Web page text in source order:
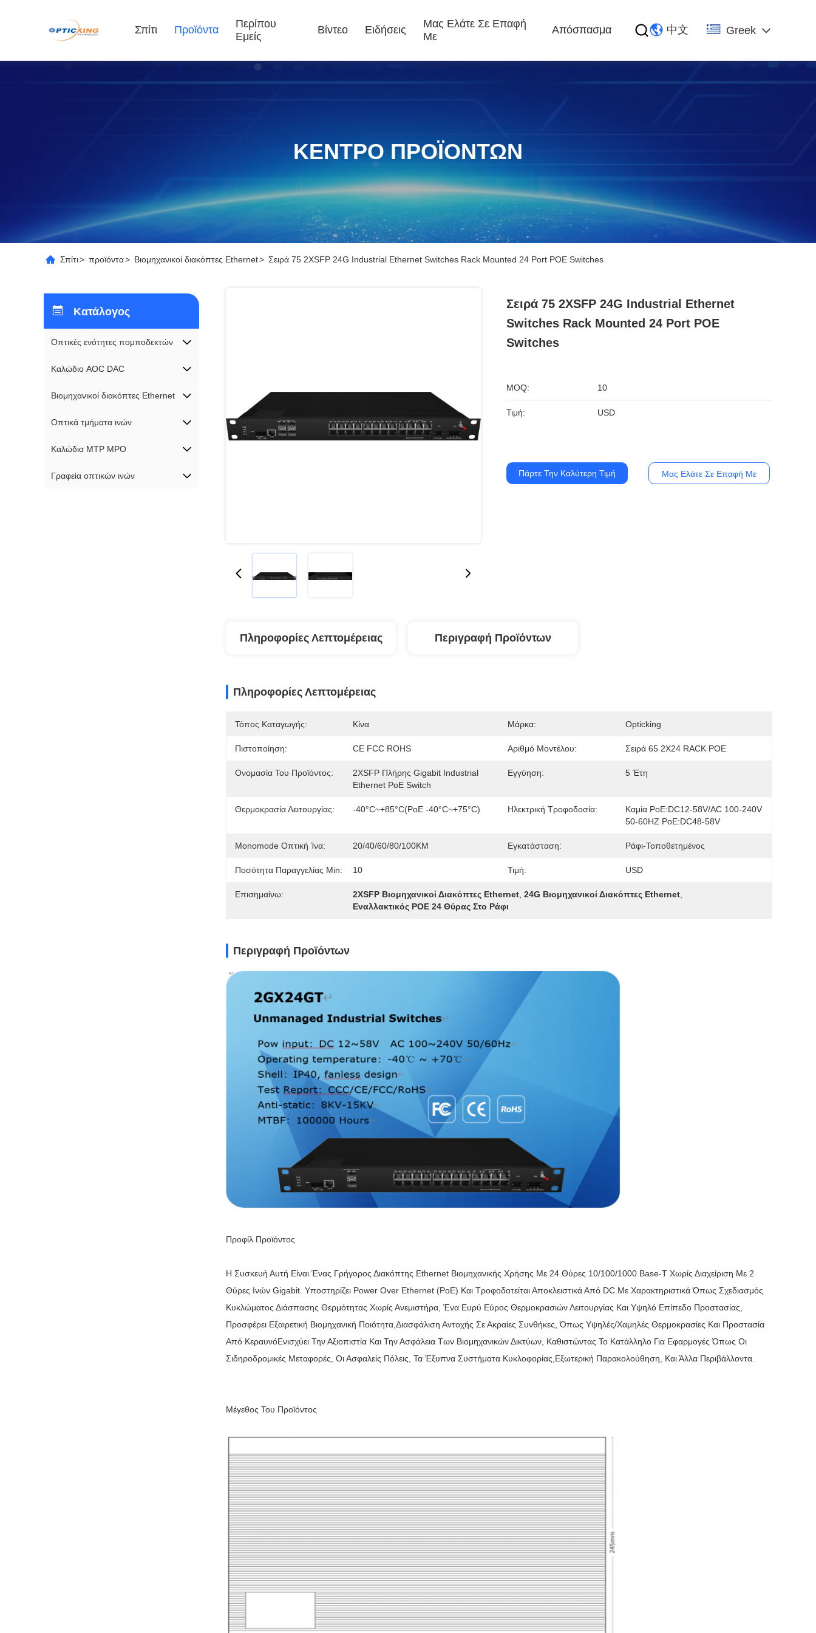
Σπίτι Προϊόντα
Περίπου
Εμείς
Βίντεο Ειδήσεις
Μας Ελάτε Σε Επαφή
Με
Απόσπασμα 中文 Greek
ΚΕΝΤΡΟ ΠΡΟΪΟΝΤΩΝ
Σπίτι> προϊόντα> Βιομηχανικοί διακόπτες Ethernet> Σειρά 75 2XSFP 24G Industrial Ethernet Switches Rack Mounted 24 Port POE Switches
Κατάλογος
Οπτικές ενότητες πομποδεκτών
Καλώδιο AOC DAC
Βιομηχανικοί διακόπτες Ethernet
Οπτικά τμήματα ινών
Καλώδια MTP MPO
Γραφεία οπτικών ινών
Σειρά 75 2XSFP 24G Industrial Ethernet
Switches Rack Mounted 24 Port POE
Switches
MOQ: 10
Τιμή: USD
Πάρτε Την Καλύτερη Τιμή Μας Ελάτε Σε Επαφή Με
Πληροφορίες Λεπτομέρειας Περιγραφή Προϊόντων
Πληροφορίες Λεπτομέρειας
Τόπος Καταγωγής: Κίνα Μάρκα: Opticking
Πιστοποίηση: CE FCC ROHS Αριθμό Μοντέλου: Σειρά 65 2X24 RACK POE
Ονομασία Του Προϊόντος:
2XSFP Πλήρης Gigabit Industrial
Ethernet PoE Switch
Εγγύηση: 5 Έτη
Θερμοκρασία Λειτουργίας: -40°C~+85°C(PoE -40°C~+75°C) Ηλεκτρική Τροφοδοσία:
Καμία PoE:DC12-58V/AC 100-240V
50-60HZ PoE:DC48-58V
Monomode Οπτική Ίνα: 20/40/60/80/100KM Εγκατάσταση: Ράφι-Τοποθετημένος
Ποσότητα Παραγγελίας Min: 10 Τιμή: USD
Επισημαίνω: 2XSFP Βιομηχανικοί Διακόπτες Ethernet 24G Βιομηχανικοί Διακόπτες Ethernet
Εναλλακτικός POE 24 Θύρας Στο Ράφι
Περιγραφή Προϊόντων
Προφίλ Προϊόντος
Η Συσκευή Αυτή Είναι Ένας Γρήγορος Διακόπτης Ethernet Βιομηχανικής Χρήσης Με 24 Θύρες 10/100/1000 Base-T Χωρίς Διαχείριση Με 2
Θύρες Ινών Gigabit. Υποστηρίζει Power Over Ethernet (PoE) Και Τροφοδοτείται Αποκλειστικά Από DC.Με Χαρακτηριστικά Όπως Σχεδιασμός
Κυκλώματος Διάσπασης Θερμότητας Χωρίς Ανεμιστήρα, Ένα Ευρύ Εύρος Θερμοκρασιών Λειτουργίας Και Υψηλό Επίπεδο Προστασίας,
Προσφέρει Εξαιρετική Βιομηχανική Ποιότητα,διασφάλιση Αντοχής Σε Ακραίες Συνθήκες, Όπως Υψηλές/χαμηλές Θερμοκρασίες Και Προστασία
Από ΚεραυνόΕνισχύει Την Αξιοπιστία Και Την Ασφάλεια Των Βιομηχανικών Δικτύων, Καθιστώντας Το Κατάλληλο Για Εφαρμογές Όπως Οι
Σιδηροδρομικές Μεταφορές, Οι Ασφαλείς Πόλεις, Τα Έξυπνα Συστήματα Κυκλοφορίας,εξωτερική Παρακολούθηση, Και Άλλα Περιβάλλοντα.
Μέγεθος Του Προϊόντος